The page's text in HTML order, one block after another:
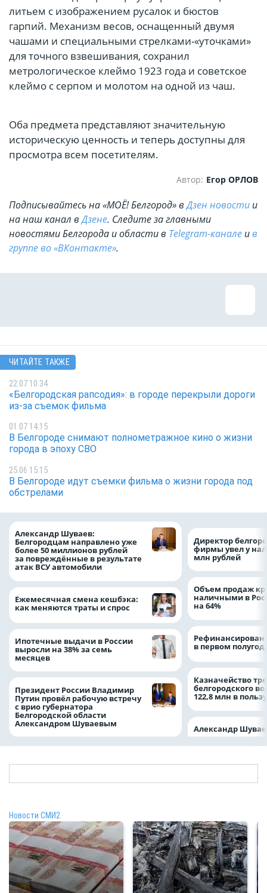
литьем с изображением русалок и бюстов
гарпий. Механизм весов, оснащенный двумя
чашами и специальными стрелками-«уточками»
для точного взвешивания, сохранил
метрологическое клеймо 1923 года и советское
клеймо с серпом и молотом на одной из чаш.
Оба предмета представляют значительную
историческую ценность и теперь доступны для
просмотра всем посетителям.
Автор: Егор ОРЛОВ
Подписывайтесь на «МОЁ! Белгород» вДзен новости и
на наш канал вДзене. Cледите за главными
новостями Белгорода и области в Telegram-канале ив
группе во «ВКонтакте».
ЧИТАЙТЕ ТАКЖЕ
22.07 10:34
«Белгородская рапсодия»: в городе перекрыли дороги
из-за съемок фильма
01.07 14:15
В Белгороде снимают полнометражное кино о жизни
города в эпоху СВО
25.06 15:15
В Белгороде идут съемки фильма о жизни города под
обстрелами
Александр Шуваев:
Белгородцам направлено уже
более 50 миллионов рублей
за повреждённые в результате
атак ВСУ автомобили
Ежемесячная смена кешбэка:
как меняются траты и спрос
Ипотечные выдачи в России
выросли на 38% за семь
месяцев
Президент России Владимир
Путин провёл рабочую встречу
с врио губернатора
Белгородской области
Александром Шуваевым
Директор
фирмы увел у
млн рублей
Объем продаж
наличными в
на 64%
в первом
Казначейство
белгородского
122,8 млн в
Александр
Новости СМИ2